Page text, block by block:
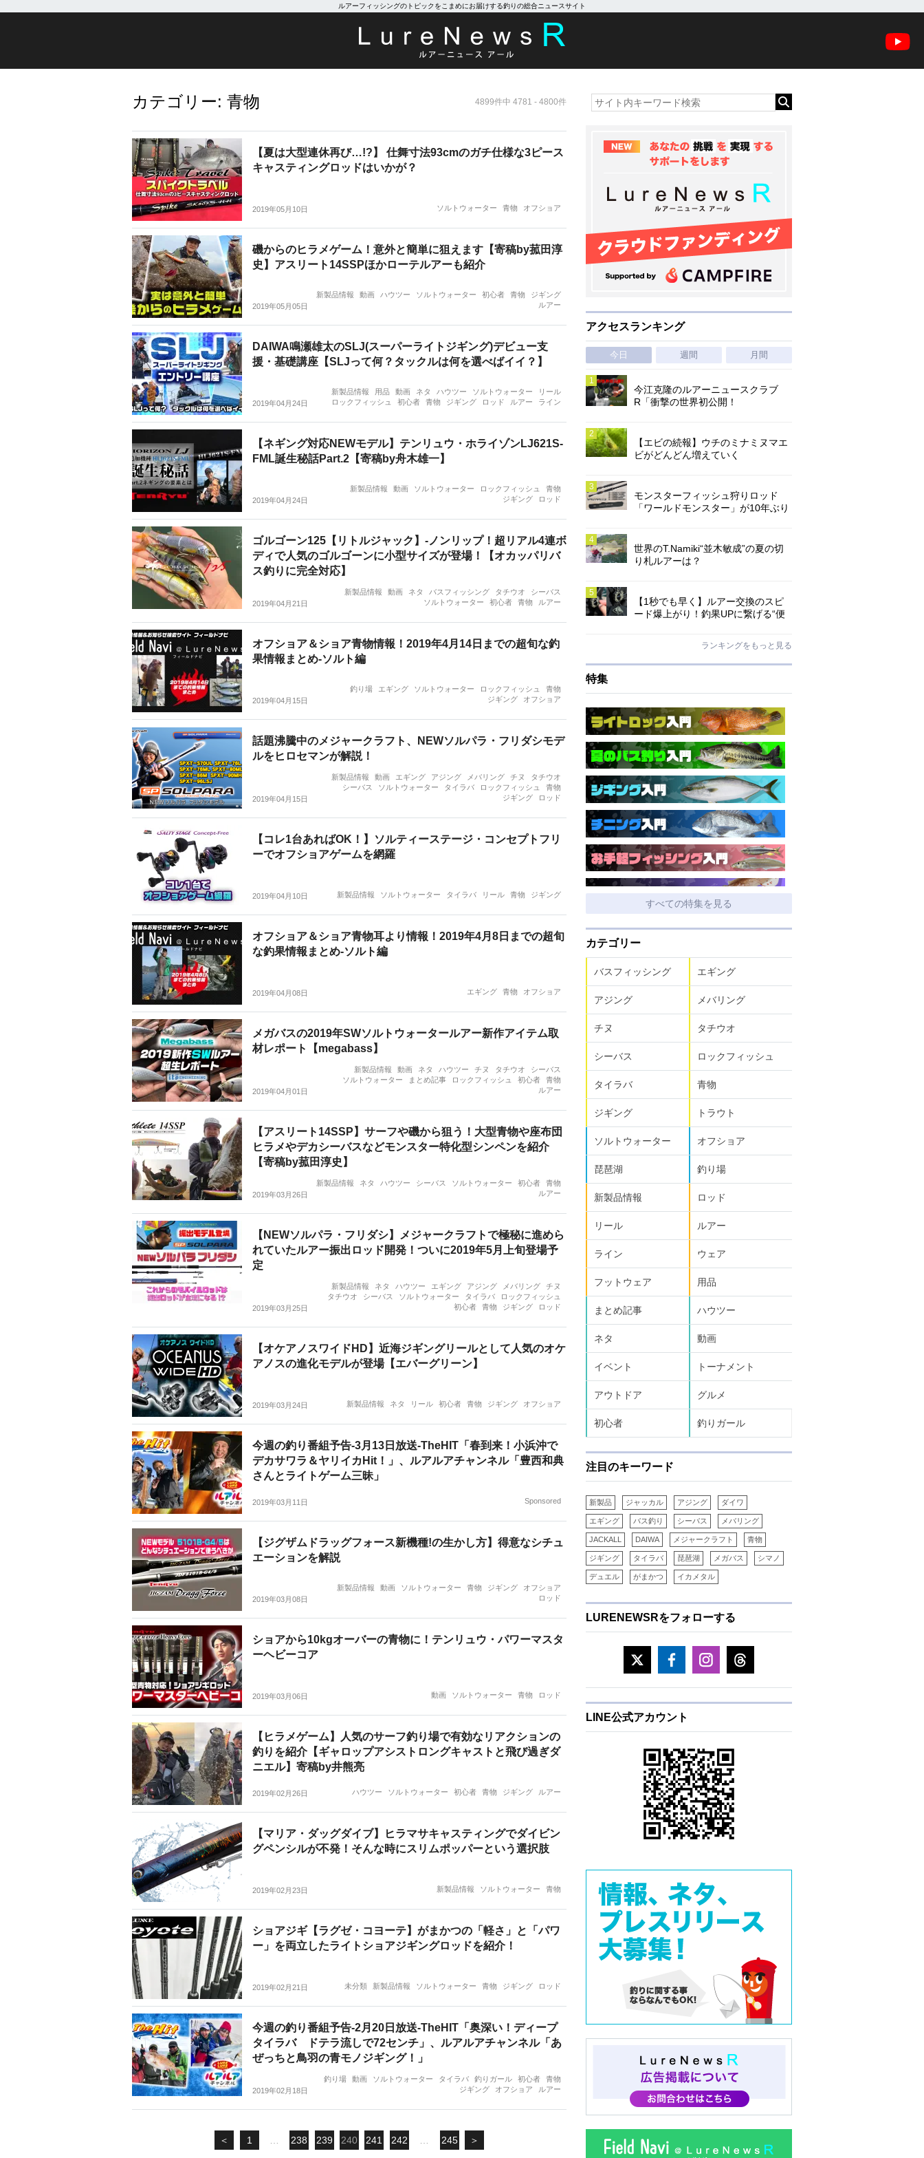
ルアーフィッシングのトピックをこまめにお届けする釣りの総合ニュースサイト
カテゴリー: 青物 4899件中 4781 - 4800件
【夏は大型連休再び…!?】 仕舞寸法93cmのガチ仕様な3ピース
キャスティングロッドはいかが？
2019年05月10日 ソルトウォーター 青物 オフショア
磯からのヒラメゲーム！意外と簡単に狙えます【寄稿by菰田淳
史】アスリート14SSPほかローテルアーも紹介
2019年05月05日
新製品情報 動画 ハウツー ソルトウォーター 初心者 青物
ジギング
ルアー
DAIWA鳴瀬雄太のSLJ(スーパーライトジギング)デビュー支
援・基礎講座【SLJって何？タックルは何を選べばイイ？】
2019年04月24日
新製品情報 用品 動画 ネタ ハウツー ソルトウォーター
リール
ロックフィッシュ
初心者 青物 ジギング ロッド ルアー ライン
【ネギング対応NEWモデル】テンリュウ・ホライゾンLJ621S-
FML誕生秘話Part.2【寄稿by舟木雄一】
2019年04月24日
新製品情報 動画 ソルトウォーター ロックフィッシュ
青物
ジギング
ロッド
ゴルゴーン125【リトルジャック】-ノンリップ！超リアル4連ボ
ディで人気のゴルゴーンに小型サイズが登場！【オカッパリバ
ス釣りに完全対応】
2019年04月21日
新製品情報 動画 ネタ バスフィッシング タチウオ
シーバス
ソルトウォーター
初心者 青物 ルアー
オフショア＆ショア青物情報！2019年4月14日までの超旬な釣
果情報まとめ-ソルト編
2019年04月15日
釣り場 エギング ソルトウォーター ロックフィッシュ
青物
ジギング
オフショア
話題沸騰中のメジャークラフト、NEWソルパラ・フリダシモデ
ルをヒロセマンが解説！
2019年04月15日
新製品情報 動画 エギング アジング メバリング チヌ
タチウオ
シーバス
ソルトウォーター タイラバ ロックフィッシュ
青物
ジギング
ロッド
【コレ1台あればOK！】ソルティーステージ・コンセプトフリ
ーでオフショアゲームを網羅
2019年04月10日 新製品情報 ソルトウォーター タイラバ リール 青物 ジギング
オフショア＆ショア青物耳より情報！2019年4月8日までの超旬
な釣果情報まとめ-ソルト編
2019年04月08日 エギング 青物 オフショア
メガバスの2019年SWソルトウォータールアー新作アイテム取
材レポート【megabass】
2019年04月01日
新製品情報 動画 ネタ ハウツー チヌ タチウオ
シーバス
ソルトウォーター
まとめ記事 ロックフィッシュ 初心者
青物
ルアー
【アスリート14SSP】サーフや磯から狙う！大型青物や座布団
ヒラメやデカシーバスなどモンスター特化型シンペンを紹介
【寄稿by菰田淳史】
2019年03月26日
新製品情報 ネタ ハウツー シーバス ソルトウォーター 初心者
青物
ルアー
【NEWソルパラ・フリダシ】メジャークラフトで極秘に進めら
れていたルアー振出ロッド開発！ついに2019年5月上旬登場予
定
2019年03月25日
新製品情報 ネタ ハウツー エギング アジング メバリング
チヌ
タチウオ
シーバス ソルトウォーター タイラバ
ロックフィッシュ
初心者
青物 ジギング ロッド
【オケアノスワイドHD】近海ジギングリールとして人気のオケ
アノスの進化モデルが登場【エバーグリーン】
2019年03月24日 新製品情報 ネタ リール 初心者 青物 ジギング オフショア
今週の釣り番組予告-3月13日放送-TheHIT「春到来！小浜沖で
デカサワラ＆ヤリイカHit！」、ルアルアチャンネル「豊西和典
さんとライトゲーム三昧」
2019年03月11日 Sponsored
【ジグザムドラッグフォース新機種!の生かし方】得意なシチュ
エーションを解説
2019年03月08日
新製品情報 動画 ソルトウォーター 青物 ジギング
オフショア
ロッド
ショアから10kgオーバーの青物に！テンリュウ・パワーマスタ
ーヘビーコア
2019年03月06日 動画 ソルトウォーター 青物 ロッド
【ヒラメゲーム】人気のサーフ釣り場で有効なリアクションの
釣りを紹介【ギャロップアシストロングキャストと飛び過ぎダ
ニエル】寄稿by井熊亮
2019年02月26日 ハウツー ソルトウォーター 初心者 青物 ジギング ルアー
【マリア・ダッグダイブ】ヒラマサキャスティングでダイビン
グペンシルが不発！そんな時にスリムポッパーという選択肢
2019年02月23日 新製品情報 ソルトウォーター 青物
ショアジギ【ラグゼ・コヨーテ】がまかつの「軽さ」と「パワ
ー」を両立したライトショアジギングロッドを紹介！
2019年02月21日 未分類 新製品情報 ソルトウォーター 青物 ジギング ロッド
今週の釣り番組予告-2月20日放送-TheHIT「奥深い！ディープ
タイラバ ドテラ流しで72センチ」、ルアルアチャンネル「あ
ぜっちと鳥羽の青モノジギング！」
2019年02月18日
釣り場 動画 ソルトウォーター タイラバ 釣りガール 初心者
青物
ジギング
オフショア ルアー
＜ 1 238 239 240 241 242 245 ＞
アクセスランキング
今日 週間 月間
今江克隆のルアーニュースクラブ
R「衝撃の世界初公開！
【エビの続報】ウチのミナミヌマエ
ビがどんどん増えていく
モンスターフィッシュ狩りロッド
「ワールドモンスター」が10年ぶり
世界のT.Namiki“並木敏成”の夏の切
り札ルアーは？
【1秒でも早く】ルアー交換のスピ
ード爆上がり！釣果UPに繋げる“便
ランキングをもっと見る
特集
すべての特集を見る
カテゴリー
バスフィッシング エギング
アジング メバリング
チヌ タチウオ
シーバス ロックフィッシュ
タイラバ 青物
ジギング トラウト
ソルトウォーター オフショア
琵琶湖 釣り場
新製品情報 ロッド
リール ルアー
ライン ウェア
フットウェア 用品
まとめ記事 ハウツー
ネタ 動画
イベント トーナメント
アウトドア グルメ
初心者 釣りガール
注目のキーワード
新製品 ジャッカル アジング ダイワ
エギング バス釣り シーバス メバリング
JACKALL DAIWA メジャークラフト 青物
ジギング タイラバ 琵琶湖 メガバス シマノ
デュエル がまかつ イカメタル
LURENEWSRをフォローする
LINE公式アカウント